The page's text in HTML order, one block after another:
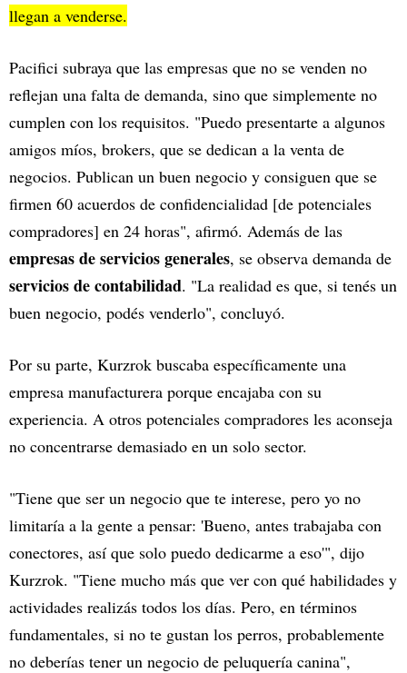
llegan a venderse.
Pacifici subraya que las empresas que no se venden no
reflejan una falta de demanda, sino que simplemente no
cumplen con los requisitos. "Puedo presentarte a algunos
amigos míos, brokers, que se dedican a la venta de
negocios. Publican un buen negocio y consiguen que se
firmen 60 acuerdos de confidencialidad [de potenciales
compradores] en 24 horas", afirmó. Además de las
empresas de servicios generales, se observa demanda de
servicios de contabilidad. "La realidad es que, si tenés un
buen negocio, podés venderlo", concluyó.
Por su parte, Kurzrok buscaba específicamente una
empresa manufacturera porque encajaba con su
experiencia. A otros potenciales compradores les aconseja
no concentrarse demasiado en un solo sector.
"Tiene que ser un negocio que te interese, pero yo no
limitaría a la gente a pensar: 'Bueno, antes trabajaba con
conectores, así que solo puedo dedicarme a eso'", dijo
Kurzrok. "Tiene mucho más que ver con qué habilidades y
actividades realizás todos los días. Pero, en términos
fundamentales, si no te gustan los perros, probablemente
no deberías tener un negocio de peluquería canina",